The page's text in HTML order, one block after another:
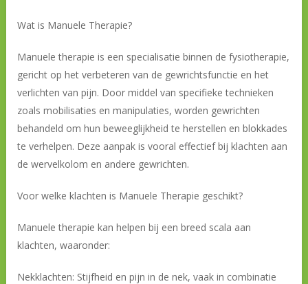
Wat is Manuele Therapie?
Manuele therapie is een specialisatie binnen de fysiotherapie,
gericht op het verbeteren van de gewrichtsfunctie en het
verlichten van pijn. Door middel van specifieke technieken
zoals mobilisaties en manipulaties, worden gewrichten
behandeld om hun beweeglijkheid te herstellen en blokkades
te verhelpen. Deze aanpak is vooral effectief bij klachten aan
de wervelkolom en andere gewrichten.
Voor welke klachten is Manuele Therapie geschikt?
Manuele therapie kan helpen bij een breed scala aan
klachten, waaronder:
Nekklachten: Stijfheid en pijn in de nek, vaak in combinatie